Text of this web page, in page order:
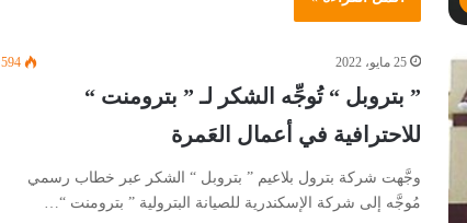
25 مايو، 2022 594
” بتروبل “ تُوجِّه الشكر لـ ” بترومنت “
للاحترافية في أعمال العَمرة
وجَّهت شركة بترول بلاعيم ” بتروبل “ الشكر عبر خطاب رسمي
مُوجَّه إلى شركة الإسكندرية للصيانة البترولية ” بترومنت “…